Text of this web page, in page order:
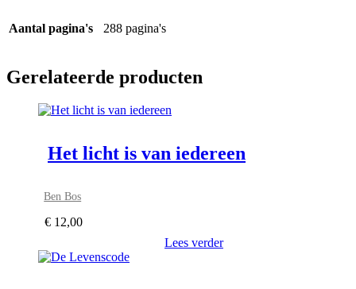
Aantal pagina's 288 pagina's
Gerelateerde producten
Het licht is van iedereen
Ben Bos
€ 12,00
Lees verder